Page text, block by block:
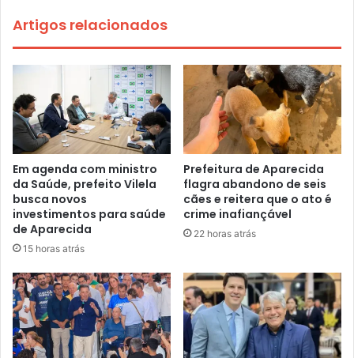
Artigos relacionados
Em agenda com ministro
da Saúde, prefeito Vilela
busca novos
investimentos para saúde
de Aparecida
15 horas atrás
Prefeitura de Aparecida
flagra abandono de seis
cães e reitera que o ato é
crime inafiançável
22 horas atrás